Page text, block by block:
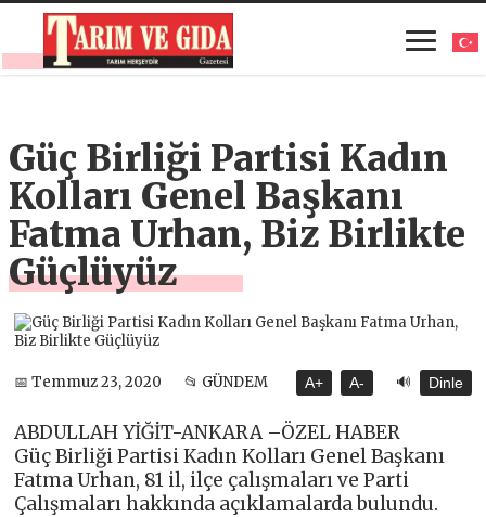
Güç Birliği Partisi Kadın
Kolları Genel Başkanı
Fatma Urhan, Biz Birlikte
Güçlüyüz
📅 Temmuz 23, 2020 📂 GÜNDEM A+ A- 🔊 Dinle
ABDULLAH YİĞİT-ANKARA –ÖZEL HABER
Güç Birliği Partisi Kadın Kolları Genel Başkanı
Fatma Urhan, 81 il, ilçe çalışmaları ve Parti
Çalışmaları hakkında açıklamalarda bulundu.